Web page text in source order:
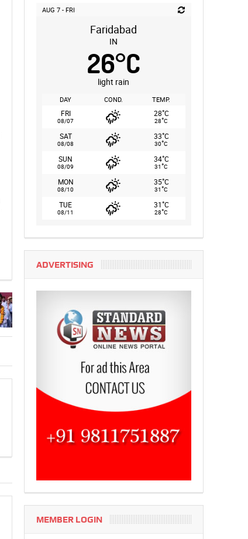
AUG 7 - FRI
Faridabad
IN
26°C
light rain
DAY COND. TEMP.
FRI
08/07
28°C
28°C
SAT
08/08
33°C
30°C
SUN
08/09
34°C
31°C
MON
08/10
35°C
31°C
TUE
08/11
31°C
28°C
ADVERTISING
MEMBER LOGIN